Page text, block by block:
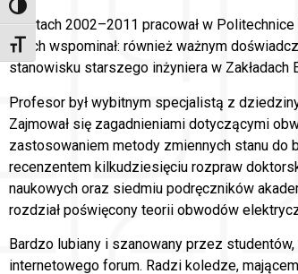
Toggle High Contrast
Toggle Font size
W latach 2002–2011 pracował w
latach wspominał: również ważnym
stanowisku starszego inżyniera w Zakładach
Profesor był wybitnym specjalistą z
Zajmował się zagadnieniami dotyczącymi
zastosowaniem metody zmiennych stanu do
recenzentem kilkudziesięciu rozpraw
naukowych oraz siedmiu podręczników
rozdział poświęcony teorii obwodów
Bardzo lubiany i szanowany przez
internetowego forum. Radzi koledze,